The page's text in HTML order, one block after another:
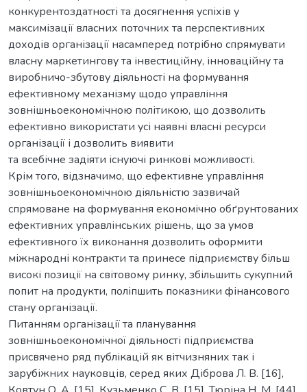
конкурентоздатності та досягнення успіхів у
максимізації власних поточних та перспективних
доходів організації насамперед потрібно спрямувати
власну маркетингову та інвестиційну, інноваційну та
виробничо-збутову діяльності на формування
ефективному механізму щодо управління
зовнішньоекономічною політикою, що дозволить
ефективно використати усі наявні власні ресурси
організації і дозволить виявити
та всебічне задіяти існуючі ринкові можливості.
Крім того, відзначимо, що ефективне управління
зовнішньоекономічною діяльністю зазвичай
спрямоване на формування економічно обґрунтованих
ефективних управлінських рішень, що за умов
ефективного їх виконання дозволить оформити
міжнародні контракти та принесе підприємству більш
високі позиції на світовому ринку, збільшить сукупний
попит на продукти, поліпшить показники фінансового
стану організації.
Питанням організації та планування
зовнішньоекономічної діяльності підприємства
присвячено ряд публікацій як вітчизняних так і
зарубіжних науковців, серед яких Діброва Л. В. [16],